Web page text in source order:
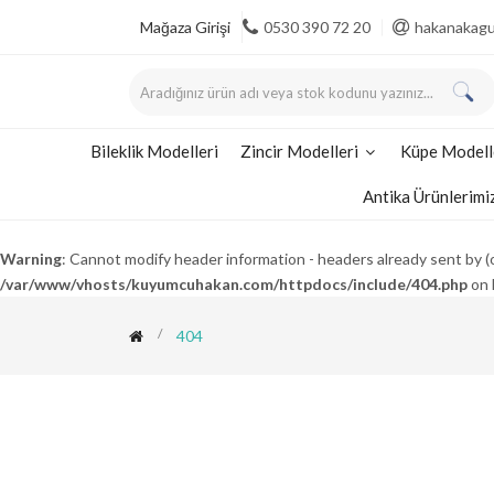
Mağaza Girişi 0530 390 72 20
Bileklik Modelleri Zincir Modelleri Küpe
Antika
Warning: Cannot modify header information - headers already sent
/var/www/vhosts/kuyumcuhakan.com/httpdocs/include/404.phpon
404